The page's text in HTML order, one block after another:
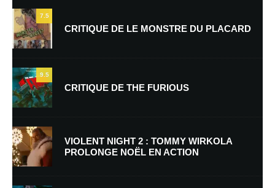
Nom*
E-mail *
7.5
CRITIQUE DE LE MONSTRE DU PLACARD
9.5
CRITIQUE DE THE FURIOUS
VIOLENT NIGHT 2 : TOMMY WIRKOLA
PROLONGE NOËL EN ACTION